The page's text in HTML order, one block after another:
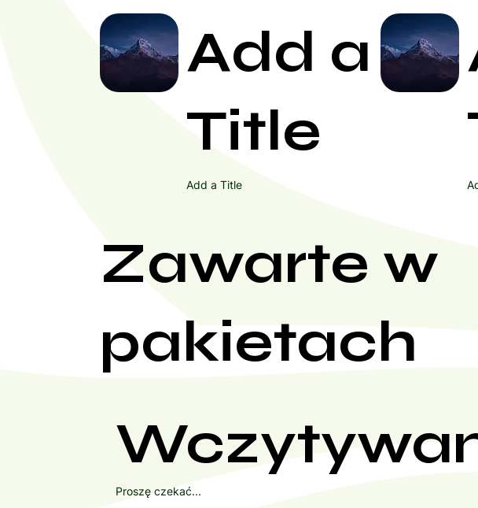
Add a
Title
Add a Title
Zawarte w
pakietach
Proszę czekać...